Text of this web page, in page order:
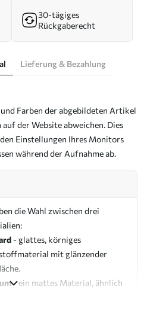
30-tägiges
Rückgaberecht
Lieferung & Bezahlung
Farben der abgebildeten Artikel
der Website abweichen. Dies
Einstellungen Ihres Monitors
während der Aufnahme ab.
die Wahl zwischen drei
- glattes, körniges
mit glänzender
- ein mattes Material, ähnlich